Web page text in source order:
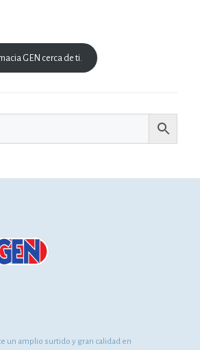
GEN cerca de ti.
un amplio surtido y gran calidad en